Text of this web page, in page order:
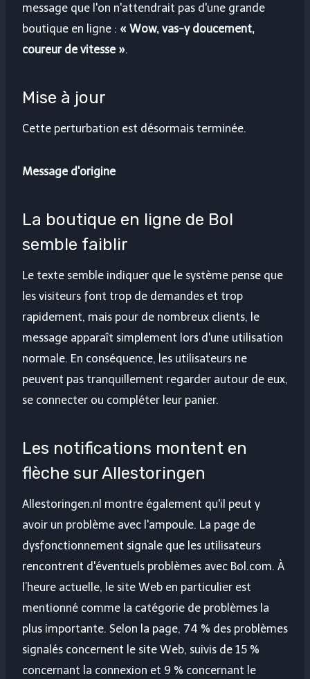
message que l'on n'attendrait pas d'une grande
boutique en ligne : « Wow, vas-y doucement,
coureur de vitesse ».
Mise à jour
Cette perturbation est désormais terminée.
Message d'origine
La boutique en ligne de Bol
semble faiblir
Le texte semble indiquer que le système pense que
les visiteurs font trop de demandes et trop
rapidement, mais pour de nombreux clients, le
message apparaît simplement lors d'une utilisation
normale. En conséquence, les utilisateurs ne
peuvent pas tranquillement regarder autour de eux,
se connecter ou compléter leur panier.
Les notifications montent en
flèche sur Allestoringen
Allestoringen.nl montre également qu'il peut y
avoir un problème avec l'ampoule. La page de
dysfonctionnement signale que les utilisateurs
rencontrent d'éventuels problèmes avec Bol.com. À
l’heure actuelle, le site Web en particulier est
mentionné comme la catégorie de problèmes la
plus importante. Selon la page, 74 % des problèmes
signalés concernent le site Web, suivis de 15 %
concernant la connexion et 9 % concernant le